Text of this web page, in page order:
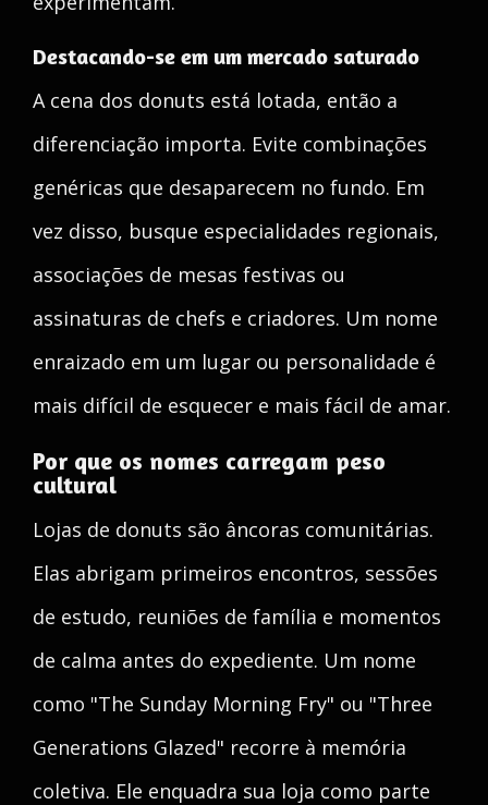
Destacando-se em um mercado saturado
A cena dos donuts está lotada, então a
diferenciação importa. Evite combinações
genéricas que desaparecem no fundo. Em
vez disso, busque especialidades regionais,
associações de mesas festivas ou
assinaturas de chefs e criadores. Um nome
enraizado em um lugar ou personalidade é
mais difícil de esquecer e mais fácil de amar.
Por que os nomes carregam peso
cultural
Lojas de donuts são âncoras comunitárias.
Elas abrigam primeiros encontros, sessões
de estudo, reuniões de família e momentos
de calma antes do expediente. Um nome
como "The Sunday Morning Fry" ou "Three
Generations Glazed" recorre à memória
coletiva. Ele enquadra sua loja como parte